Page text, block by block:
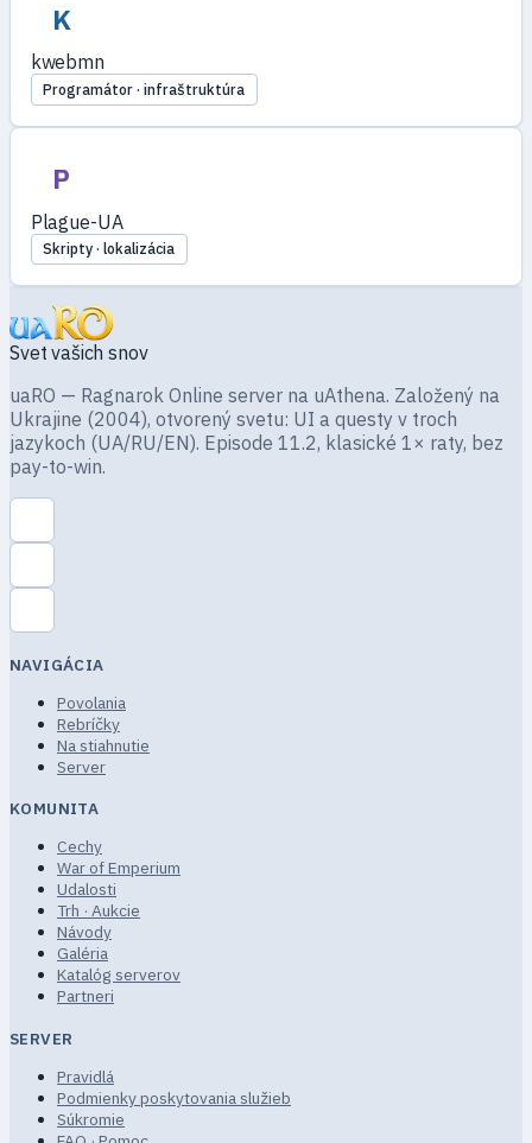
K
kwebmn
Programátor · infraštruktúra
P
Plague-UA
Skripty · lokalizácia
Svet vašich snov
uaRO — Ragnarok Online server na uAthena. Založený na
Ukrajine (2004), otvorený svetu: UI a questy v troch
jazykoch (UA/RU/EN). Episode 11.2, klasické 1× raty, bez
pay-to-win.
NAVIGÁCIA
Povolania
Rebríčky
Na stiahnutie
Server
KOMUNITA
Cechy
War of Emperium
Udalosti
Trh · Aukcie
Návody
Galéria
Katalóg serverov
Partneri
SERVER
Pravidlá
Podmienky poskytovania služieb
Súkromie